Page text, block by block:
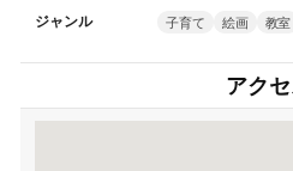
ジャンル 子育て 絵画 教室
アク